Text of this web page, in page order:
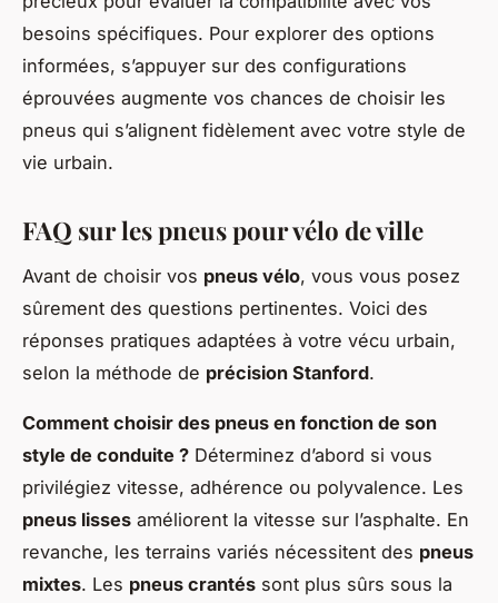
besoins spécifiques. Pour explorer des options
informées, s’appuyer sur des configurations
éprouvées augmente vos chances de choisir les
pneus qui s’alignent fidèlement avec votre style de
vie urbain.
FAQ sur les pneus pour vélo de ville
Avant de choisir vos pneus vélo, vous vous posez
sûrement des questions pertinentes. Voici des
réponses pratiques adaptées à votre vécu urbain,
selon la méthode de précision Stanford.
Comment choisir des pneus en fonction de son
style de conduite ? Déterminez d’abord si vous
privilégiez vitesse, adhérence ou polyvalence. Les
pneus lisses améliorent la vitesse sur l’asphalte. En
revanche, les terrains variés nécessitent des pneus
mixtes. Les pneus crantés sont plus sûrs sous la